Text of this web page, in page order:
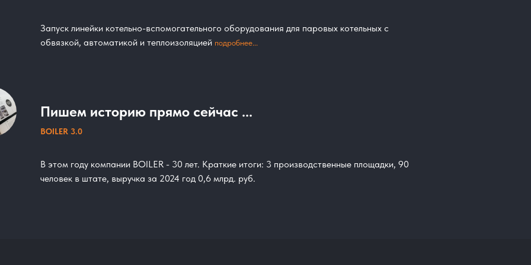
Запуск линейки котельно-вспомогательного оборудования для паровых котельных с
обвязкой, автоматикой и теплоизоляцией подробнее...
Пишем историю прямо сейчас ...
BOILER 3.0
В этом году компании BOILER - 30 лет. Краткие итоги: 3 производственные площадки, 90
человек в штате, выручка за 2024 год 0,6 млрд. руб.